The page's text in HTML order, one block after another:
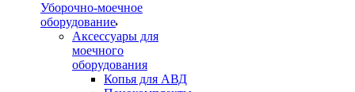
Уборочно-моечное
оборудование
Аксессуары для
моечного
оборудования
Копья для АВД